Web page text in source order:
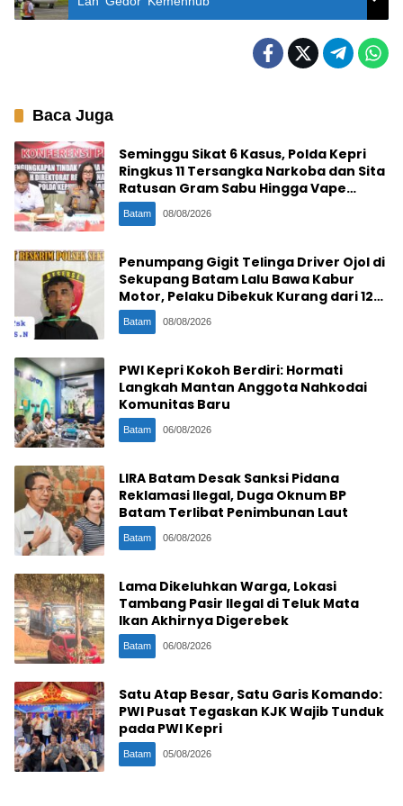
Baca Juga
Seminggu Sikat 6 Kasus, Polda Kepri
Ringkus 11 Tersangka Narkoba dan Sita
Ratusan Gram Sabu Hingga Vape
Etomidate
Batam 08/08/2026
Penumpang Gigit Telinga Driver Ojol di
Sekupang Batam Lalu Bawa Kabur
Motor, Pelaku Dibekuk Kurang dari 12
Jam
Batam 08/08/2026
PWI Kepri Kokoh Berdiri: Hormati
Langkah Mantan Anggota Nahkodai
Komunitas Baru
Batam 06/08/2026
LIRA Batam Desak Sanksi Pidana
Reklamasi Ilegal, Duga Oknum BP
Batam Terlibat Penimbunan Laut
Batam 06/08/2026
Lama Dikeluhkan Warga, Lokasi
Tambang Pasir Ilegal di Teluk Mata
Ikan Akhirnya Digerebek
Batam 06/08/2026
Satu Atap Besar, Satu Garis Komando:
PWI Pusat Tegaskan KJK Wajib Tunduk
pada PWI Kepri
Batam 05/08/2026